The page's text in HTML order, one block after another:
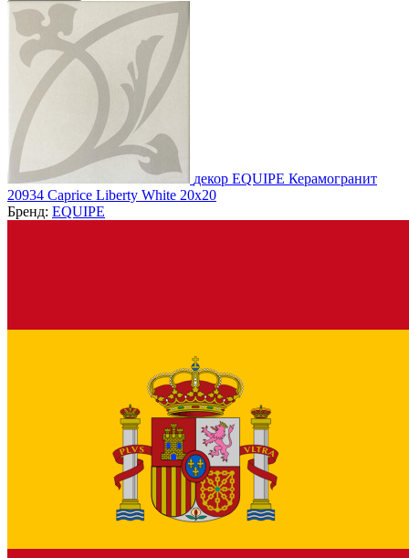
декор EQUIPE Керамогранит
20934 Caprice Liberty White 20x20
Бренд: EQUIPE